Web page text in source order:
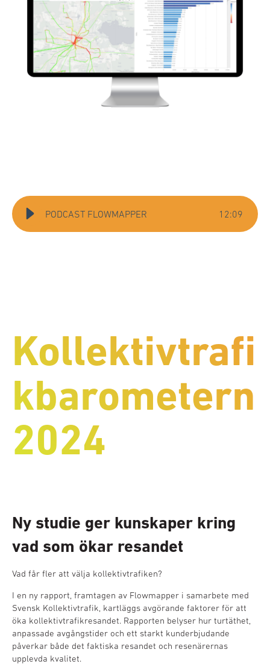
PODCAST FLOWMAPPER 12:09
Kollektivtrafi
kbarometern
2024
Ny studie ger kunskaper kring
vad som ökar resandet
Vad får fler att välja kollektivtrafiken?
I en ny rapport, framtagen av Flowmapper i samarbete med
Svensk Kollektivtrafik, kartläggs avgörande faktorer för att
öka kollektivtrafikresandet. Rapporten belyser hur turtäthet,
anpassade avgångstider och ett starkt kunderbjudande
påverkar både det faktiska resandet och resenärernas
upplevda kvalitet.